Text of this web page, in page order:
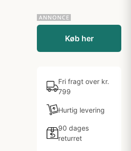
Køb her
Fri fragt over kr.
799
Hurtig levering
90 dages
returret